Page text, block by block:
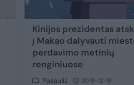
Kinijos prezidentas
į Makao dalyvauti
perdavimo metinių
renginiuose
Pasaulis 2019-12-18